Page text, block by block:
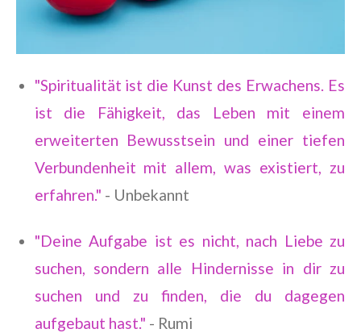
"Spiritualität ist die Kunst des Erwachens. Es
ist die Fähigkeit, das Leben mit einem
erweiterten Bewusstsein und einer tiefen
Verbundenheit mit allem, was existiert, zu
erfahren." - Unbekannt
"Deine Aufgabe ist es nicht, nach Liebe zu
suchen, sondern alle Hindernisse in dir zu
suchen und zu finden, die du dagegen
aufgebaut hast." - Rumi